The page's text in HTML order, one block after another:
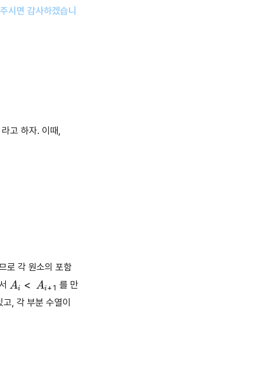
시면 감사하겠습니
라고 하자. 이때,
로 각 원소의 포함
Ai +1
를 만
, 각 부분 수열이